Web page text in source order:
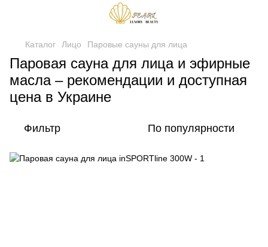
Каталог Лицо Паровые сауны для лица
Паровая сауна для лица и эфирные
масла – рекомендации и доступная
цена в Украине
Фильтр По популярности